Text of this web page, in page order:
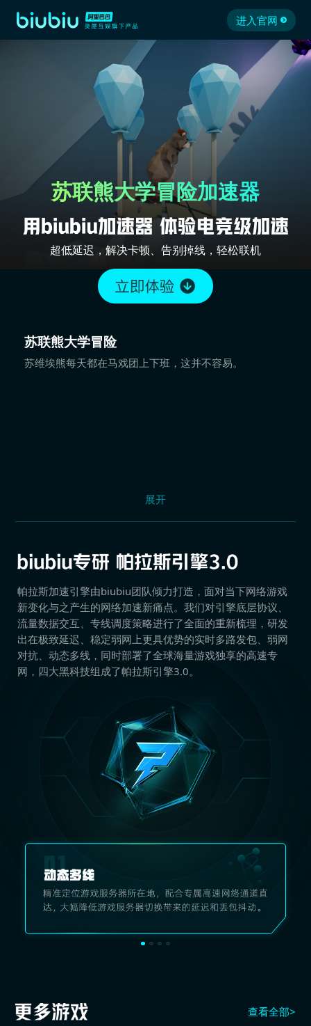
进入官网
苏联熊大学冒险加速器
超低延迟，解决卡顿、告别掉线，轻松联机
苏联熊大学冒险
苏维埃熊每天都在马戏团上下班，这并不容易。
展开
帕拉斯加速引擎由biubiu团队倾力打造，面对当下网络游戏
新变化与之产生的网络加速新痛点。我们对引擎底层协议、
流量数据交互、专线调度策略进行了全面的重新梳理，研发
出在极致延迟、稳定弱网上更具优势的实时多路发包、弱网
对抗、动态多线，同时部署了全球海量游戏独享的高速专
网，四大黑科技组成了帕拉斯引擎3.0。
查看全部>